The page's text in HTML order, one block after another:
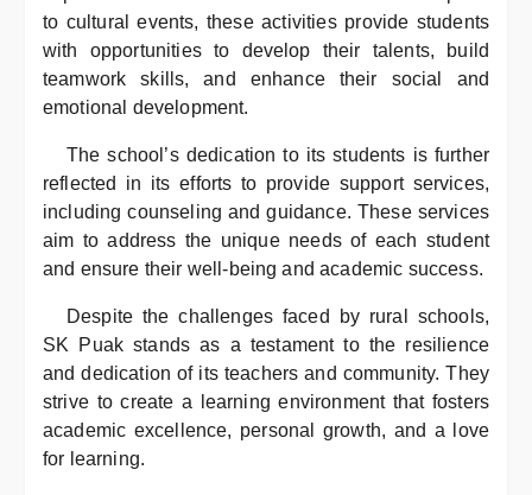
to cultural events, these activities provide students
with opportunities to develop their talents, build
teamwork skills, and enhance their social and
emotional development.
The school’s dedication to its students is further
reflected in its efforts to provide support services,
including counseling and guidance. These services
aim to address the unique needs of each student
and ensure their well-being and academic success.
Despite the challenges faced by rural schools,
SK Puak stands as a testament to the resilience
and dedication of its teachers and community. They
strive to create a learning environment that fosters
academic excellence, personal growth, and a love
for learning.